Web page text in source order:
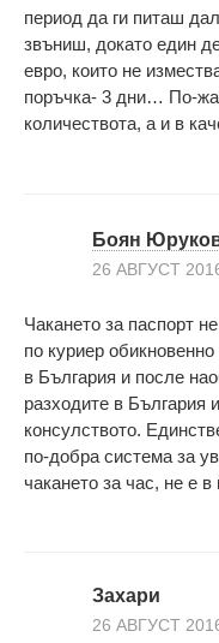
период да ги питаш
звъниш, докато един
евро, които не
поръчка- 3 дни… По-
количествота, а и в
Боян
26 АВГУСТ
Чакането за паспорт
по куриер
в България и после
разходите в България
консулството.
по-добра система за
чакането за час, не е
Захари
26 АВГУСТ